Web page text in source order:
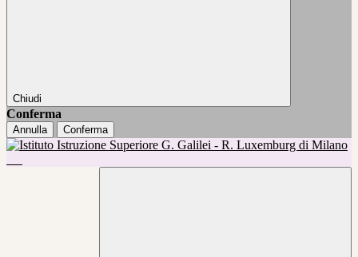
Chiudi
Conferma
Annulla Conferma